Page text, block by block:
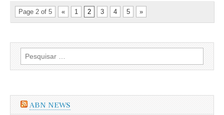
Page 2 of 5 « 1 2 3 4 5 »
Pesquisar
por:
ABN NEWS